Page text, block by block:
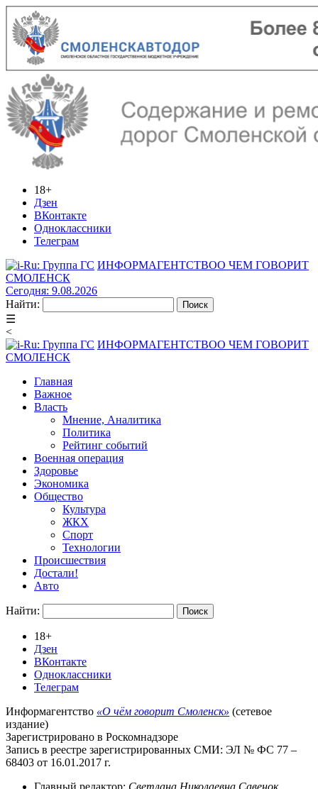
18+
Дзен
ВКонтакте
Одноклассники
Телеграм
ИНФОРМАГЕНТСТВОО ЧЕМ ГОВОРИТ
СМОЛЕНСК
Сегодня: 9.08.2026
Найти:
☰
<
ИНФОРМАГЕНТСТВОО ЧЕМ ГОВОРИТ
СМОЛЕНСК
Главная
Важное
Власть
Мнение, Аналитика
Политика
Рейтинг событий
Военная операция
Здоровье
Экономика
Общество
Культура
ЖКХ
Спорт
Технологии
Происшествия
Достали!
Авто
Найти:
18+
Дзен
ВКонтакте
Одноклассники
Телеграм
Информагентство «О чём говорит Смоленск» (сетевое
издание)
Зарегистрировано в Роскомнадзоре
Запись в реестре зарегистрированных СМИ: ЭЛ № ФС 77 –
68403 от 16.01.2017 г.
Главный редактор: Светлана Николаевна Савенок